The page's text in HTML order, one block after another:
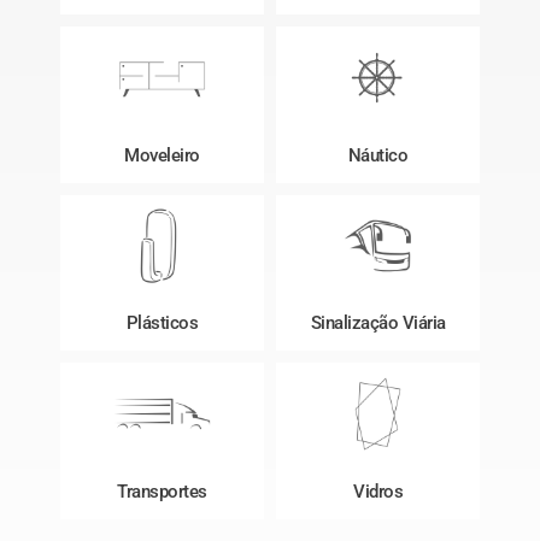
Moveleiro Náutico
Plásticos Sinalização Viária
Transportes Vidros